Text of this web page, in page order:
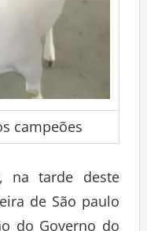
campeões
na tarde deste
de São paulo
do Governo do